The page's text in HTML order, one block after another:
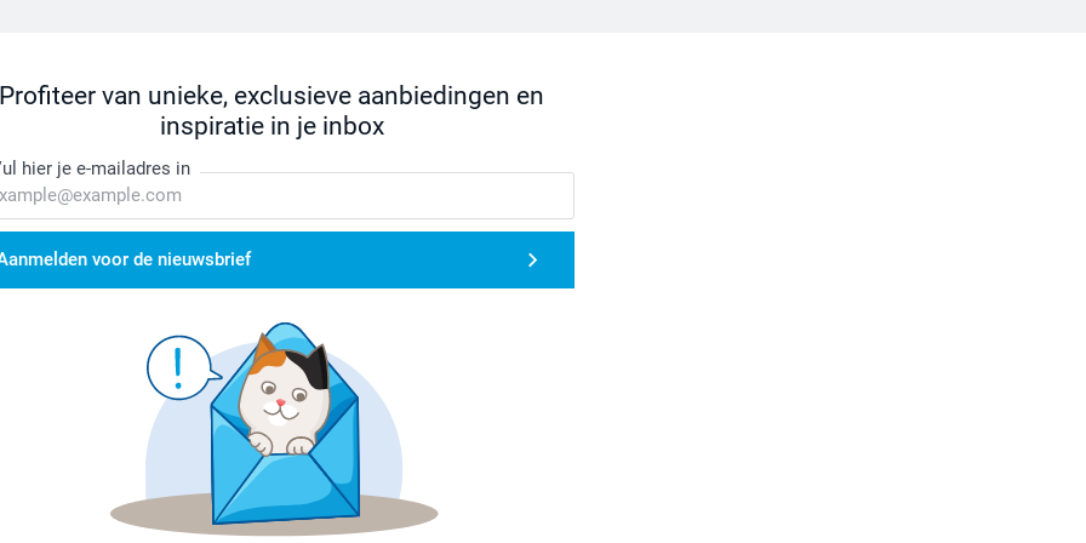
Profiteer van unieke, exclusieve aanbiedingen en
inspiratie in je inbox
hier je e-mailadres in
voor de nieuwsbrief